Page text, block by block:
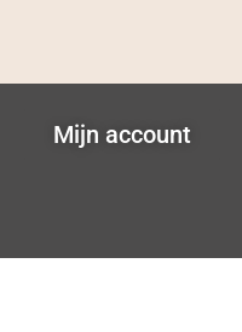
Mijn account